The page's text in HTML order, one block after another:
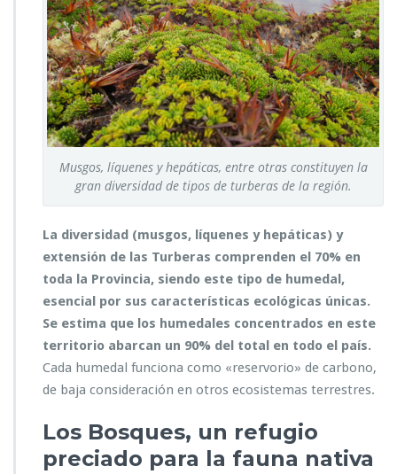
Musgos, líquenes y hepáticas, entre otras constituyen la
gran diversidad de tipos de turberas de la región.
La diversidad (musgos, líquenes y hepáticas) y
extensión de las Turberas comprenden el 70% en
toda la Provincia, siendo este tipo de humedal,
esencial por sus características ecológicas únicas.
Se estima que los humedales concentrados en este
territorio abarcan un 90% del total en todo el país.
Cada humedal funciona como «reservorio» de carbono,
de baja consideración en otros ecosistemas terrestres.
Los Bosques, un refugio
preciado para la fauna nativa